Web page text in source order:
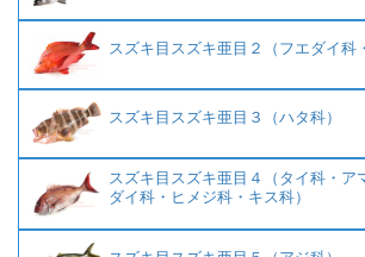
スズキ目スズキ亜目２（フエダイ科
スズキ目スズキ亜目３（ハタ科）
スズキ目スズキ亜目４（タイ科・ア
ダイ科・ヒメジ科・キス科）